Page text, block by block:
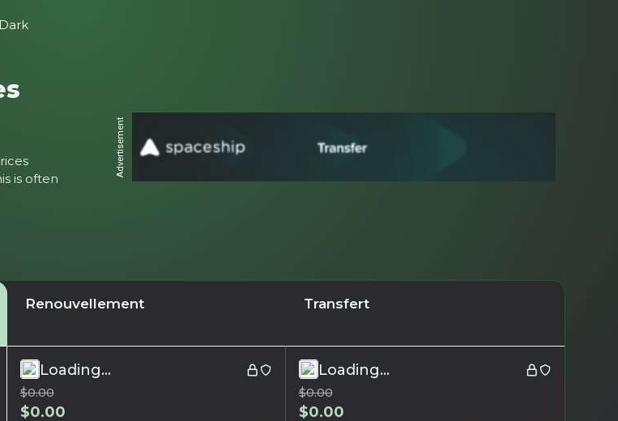
Dark
is often
Advertisement
Renouvellement Transfert
Loading...
$0.00
$0.00
Loading...
$0.00
$0.00